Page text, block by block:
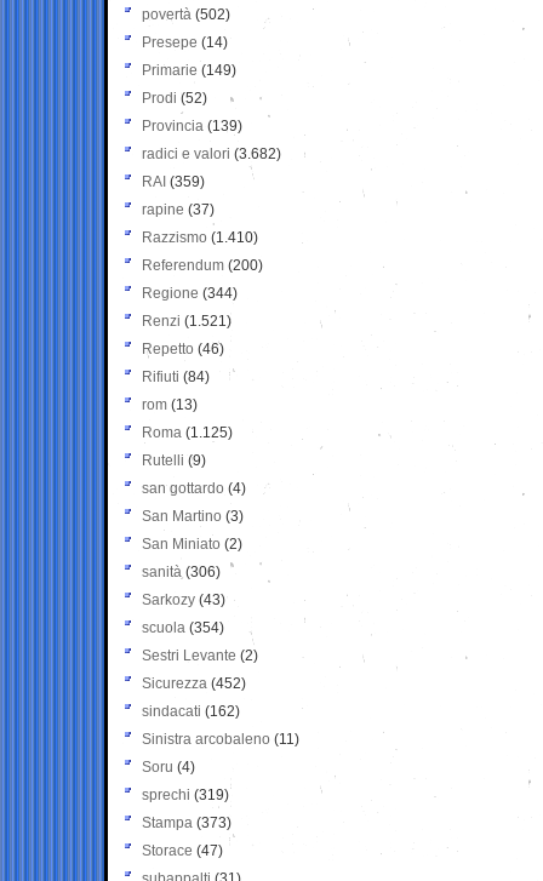
povertà (502)
Presepe (14)
Primarie (149)
Prodi (52)
Provincia (139)
radici e valori (3.682)
RAI (359)
rapine (37)
Razzismo (1.410)
Referendum (200)
Regione (344)
Renzi (1.521)
Repetto (46)
Rifiuti (84)
rom (13)
Roma (1.125)
Rutelli (9)
san gottardo (4)
San Martino (3)
San Miniato (2)
sanità (306)
Sarkozy (43)
scuola (354)
Sestri Levante (2)
Sicurezza (452)
sindacati (162)
Sinistra arcobaleno (11)
Soru (4)
sprechi (319)
Stampa (373)
Storace (47)